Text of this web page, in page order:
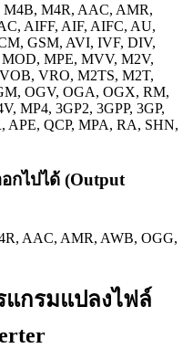
M4R, AAC, AMR,
AIFF, AIF, AIFC, AU,
GSM, AVI, IVF, DIV,
MPE, MVV, M2V,
VRO, M2TS, M2T,
OGV, OGA, OGX, RM,
MP4, 3GP2, 3GPP, 3GP,
QCP, MPA, RA, SHN,
กไปได้ (Output
AAC, AMR, AWB, OGG,
แกรมแปลงไฟล์